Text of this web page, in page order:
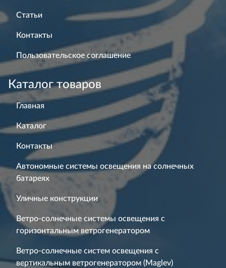
Статьи
Контакты
Пользовательское соглашение
Каталог товаров
Главная
Каталог
Контакты
Автономные системы освещения на солнечных
батареях
Уличные конструкции
Ветро-солнечные системы освещения с
горизонтальным ветрогенератором
Ветро-солнечные систем освещения с
вертикальным ветрогенератором (Maglev)